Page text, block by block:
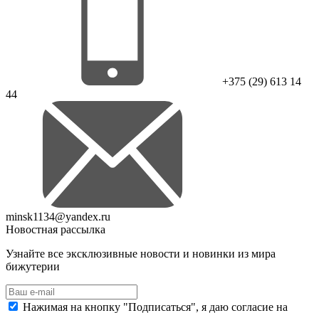
+375 (29) 613 14
44
minsk1134@yandex.ru
Новостная рассылка
Узнайте все эксклюзивные новости и новинки из мира
бижутерии
Нажимая на кнопку "Подписаться", я даю согласие на